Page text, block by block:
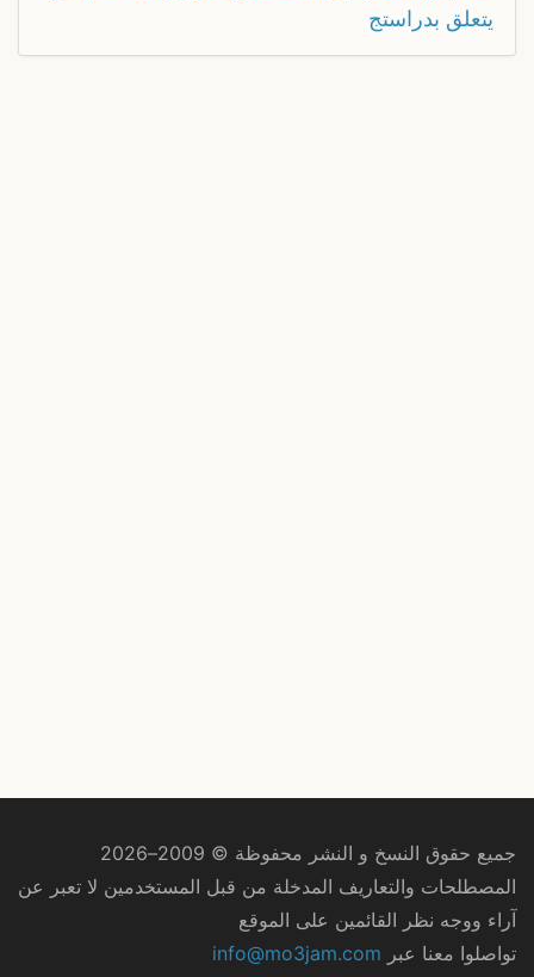
يتعلق بدراستج
جميع حقوق النسخ و النشر محفوظة © 2009–2026
المصطلحات والتعاريف المدخلة من قبل المستخدمين لا تعبر عن
آراء ووجه نظر القائمين على الموقع
تواصلوا معنا عبر info@mo3jam.com